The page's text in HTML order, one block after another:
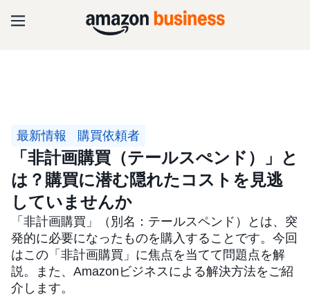
最新情報 購買依頼者
「非計画購買（テールスぺンド）」と
は？購買に潜む隠れたコストを見逃
していませんか
「非計画購買」（別名：テールスペンド）とは、突
発的に必要になったものを購入することです。今回
はこの「非計画購買」に焦点を当てて問題点を解
説。また、Amazonビジネスによる解決方法をご紹
介します。